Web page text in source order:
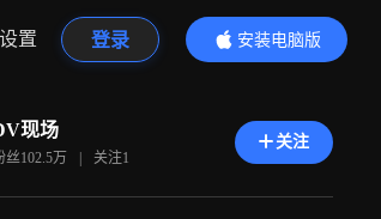
置 登录
安装电脑版
内容更精彩
现场
丝102.5万 | 关注1
关注